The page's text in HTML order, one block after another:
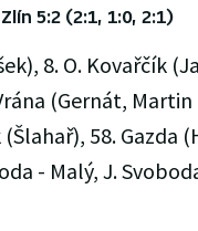
5:2 (2:1, 1:0, 2:1)
8. O. Kovařčík
(Gernát, Martin
58. Gazda
- Malý, J.